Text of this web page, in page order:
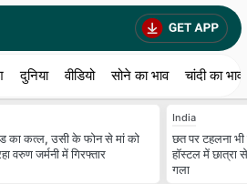
दुनिया वीडियो सोने का भाव चांदी का भाव
का कत्ल, उसी के फोन से मां को
वरुण जर्मनी में गिरफ्तार
India
छत पर टहलना भी
हॉस्टल में छात्रा
गला